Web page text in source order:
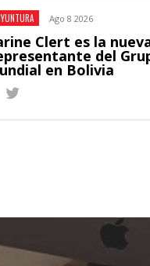
Ago 8 2026
Clert es la
del
en Bolivia